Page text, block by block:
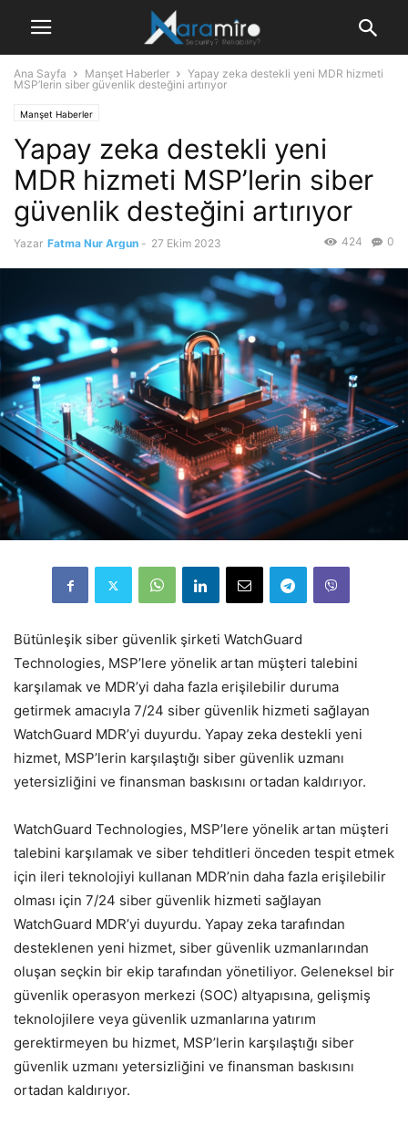
Ana Sayfa Manşet Haberler
Yapay zeka destekli yeni MDR hizmeti
MSP’lerin siber güvenlik desteğini artırıyor
Manşet Haberler
Yapay zeka destekli yeni
MDR hizmeti MSP’lerin siber
güvenlik desteğini artırıyor
Yazar Fatma Nur Argun - 27 Ekim 2023 0
424
Bütünleşik siber güvenlik şirketi WatchGuard
Technologies, MSP’lere yönelik artan müşteri talebini
karşılamak ve MDR’yi daha fazla erişilebilir duruma
getirmek amacıyla 7/24 siber güvenlik hizmeti sağlayan
WatchGuard MDR’yi duyurdu. Yapay zeka destekli yeni
hizmet, MSP’lerin karşılaştığı siber güvenlik uzmanı
yetersizliğini ve finansman baskısını ortadan kaldırıyor.
WatchGuard Technologies, MSP’lere yönelik artan müşteri
talebini karşılamak ve siber tehditleri önceden tespit etmek
için ileri teknolojiyi kullanan MDR’nin daha fazla erişilebilir
olması için 7/24 siber güvenlik hizmeti sağlayan
WatchGuard MDR’yi duyurdu. Yapay zeka tarafından
desteklenen yeni hizmet, siber güvenlik uzmanlarından
oluşan seçkin bir ekip tarafından yönetiliyor. Geleneksel bir
güvenlik operasyon merkezi (SOC) altyapısına, gelişmiş
teknolojilere veya güvenlik uzmanlarına yatırım
gerektirmeyen bu hizmet, MSP’lerin karşılaştığı siber
güvenlik uzmanı yetersizliğini ve finansman baskısını
ortadan kaldırıyor.